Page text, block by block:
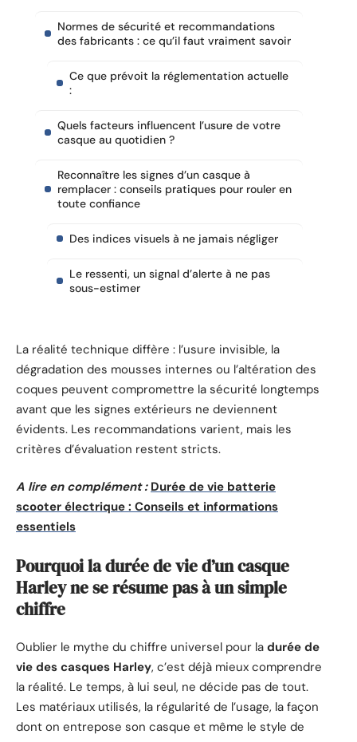
Normes de sécurité et recommandations
des fabricants : ce qu’il faut vraiment savoir
Ce que prévoit la réglementation actuelle
:
Quels facteurs influencent l’usure de votre
casque au quotidien ?
Reconnaître les signes d’un casque à
remplacer : conseils pratiques pour rouler en
toute confiance
Des indices visuels à ne jamais négliger
Le ressenti, un signal d’alerte à ne pas
sous-estimer
La réalité technique diffère : l’usure invisible, la
dégradation des mousses internes ou l’altération des
coques peuvent compromettre la sécurité longtemps
avant que les signes extérieurs ne deviennent
évidents. Les recommandations varient, mais les
critères d’évaluation restent stricts.
A lire en complément : Durée de vie batterie
scooter électrique : Conseils et informations
essentiels
Pourquoi la durée de vie d’un casque
Harley ne se résume pas à un simple
chiffre
Oublier le mythe du chiffre universel pour la durée de
vie des casques Harley, c’est déjà mieux comprendre
la réalité. Le temps, à lui seul, ne décide pas de tout.
Les matériaux utilisés, la régularité de l’usage, la façon
dont on entrepose son casque et même le style de